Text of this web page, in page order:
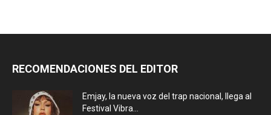
RECOMENDACIONES DEL EDITOR
Emjay, la nueva voz del trap nacional, llega al
Festival Vibra...